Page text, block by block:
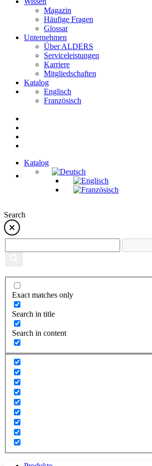
Magazin
Häufige Fragen
Glossar
Unternehmen
Über ALDERS
Serviceleistungen
Karriere
Mitgliedschaften
Katalog
Englisch
Französisch
Katalog
Search
Exact matches only
Search in title
Search in content